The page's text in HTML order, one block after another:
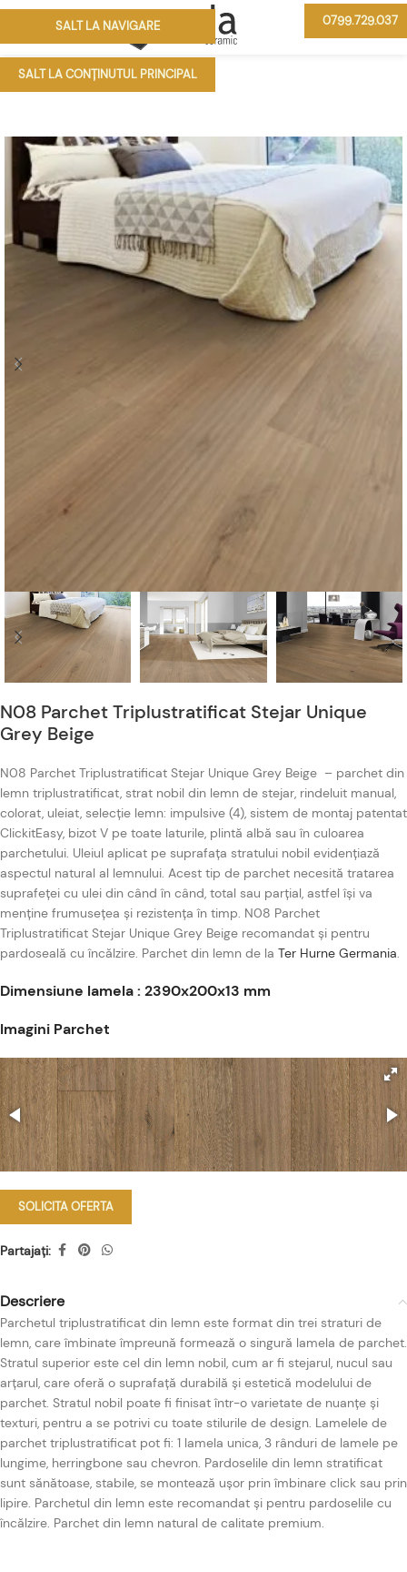
SALT LA NAVIGARE
SALT LA CONȚINUTUL PRINCIPAL
0799.729.037
N08 Parchet Triplustratificat Stejar Unique
Grey Beige
N08 Parchet Triplustratificat Stejar Unique Grey Beige – parchet din
lemn triplustratificat, strat nobil din lemn de stejar, rindeluit manual,
colorat, uleiat, selecție lemn: impulsive (4), sistem de montaj patentat
ClickitEasy, bizot V pe toate laturile, plintă albă sau în culoarea
parchetului. Uleiul aplicat pe suprafața stratului nobil evidențiază
aspectul natural al lemnului. Acest tip de parchet necesită tratarea
suprafeței cu ulei din când în când, total sau parțial, astfel își va
menține frumusețea și rezistența în timp. N08 Parchet
Triplustratificat Stejar Unique Grey Beige recomandat și pentru
pardoseală cu încălzire. Parchet din lemn de la Ter Hurne Germania.
Dimensiune lamela : 2390x200x13 mm
Imagini Parchet
SOLICITA OFERTA
Partajați:
Descriere
Parchetul triplustratificat din lemn este format din trei straturi de
lemn, care îmbinate împreună formează o singură lamela de parchet.
Stratul superior este cel din lemn nobil, cum ar fi stejarul, nucul sau
arțarul, care oferă o suprafață durabilă și estetică modelului de
parchet. Stratul nobil poate fi finisat într-o varietate de nuanțe și
texturi, pentru a se potrivi cu toate stilurile de design. Lamelele de
parchet triplustratificat pot fi: 1 lamela unica, 3 rânduri de lamele pe
lungime, herringbone sau chevron. Pardoselile din lemn stratificat
sunt sănătoase, stabile, se montează ușor prin îmbinare click sau prin
lipire. Parchetul din lemn este recomandat și pentru pardoselile cu
încălzire. Parchet din lemn natural de calitate premium.